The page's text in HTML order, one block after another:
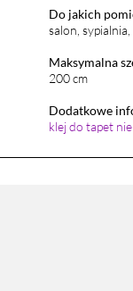
Do jakich
salon,
Maksymalna
200 cm
Dodatkowe
klej do tapet